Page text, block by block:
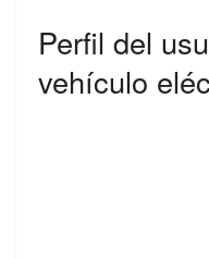
Perfil del
vehículo